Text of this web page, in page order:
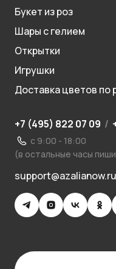
Букет из роз
Шары с гелием
Открытки
Игрушки
Доставка цветов по
+7 (495) 822 07 09 /
с 9:00 - 18:00
(в остальные часы
support@azalianow.ru